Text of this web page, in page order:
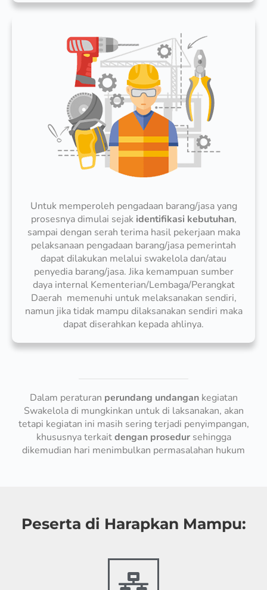
Untuk memperoleh pengadaan barang/jasa yang
prosesnya dimulai sejak identifikasi kebutuhan,
sampai dengan serah terima hasil pekerjaan maka
pelaksanaan pengadaan barang/jasa pemerintah
dapat dilakukan melalui swakelola dan/atau
penyedia barang/jasa. Jika kemampuan sumber
daya internal Kementerian/Lembaga/Perangkat
Daerah memenuhi untuk melaksanakan sendiri,
namun jika tidak mampu dilaksanakan sendiri maka
dapat diserahkan kepada ahlinya.
Dalam peraturan perundang undangankegiatan
Swakelola di mungkinkan untuk di laksanakan, akan
tetapi kegiatan ini masih sering terjadi penyimpangan,
khususnya terkaitdengan prosedursehingga
dikemudian hari menimbulkan permasalahan hukum
Peserta di Harapkan Mampu: